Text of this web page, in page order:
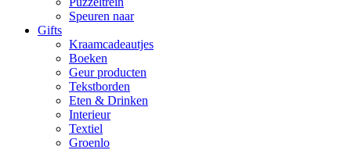
Speuren naar
Gifts
Kraamcadeautjes
Boeken
Geur producten
Tekstborden
Eten & Drinken
Interieur
Textiel
Groenlo